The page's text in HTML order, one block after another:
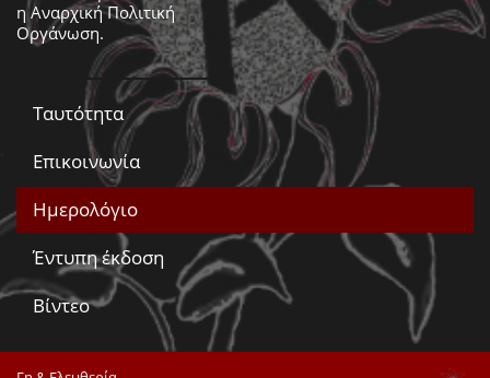
ηΑναρχική Πολιτική
Οργάνωση.
Ταυτότητα
Επικοινωνία
Ημερολόγιο
Έντυπη έκδοση
Βίντεο